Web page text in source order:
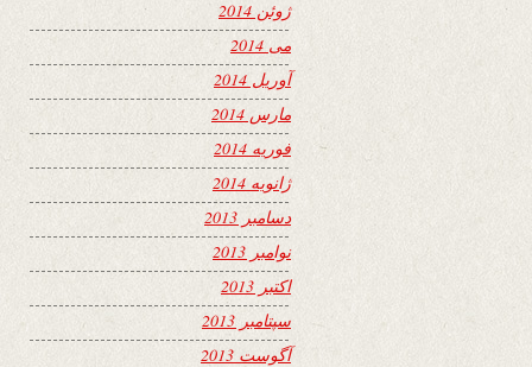
ژوئن 2014
می 2014
آوریل 2014
مارس 2014
فوریه 2014
ژانویه 2014
دسامبر 2013
نوامبر 2013
اکتبر 2013
سپتامبر 2013
آگوست 2013